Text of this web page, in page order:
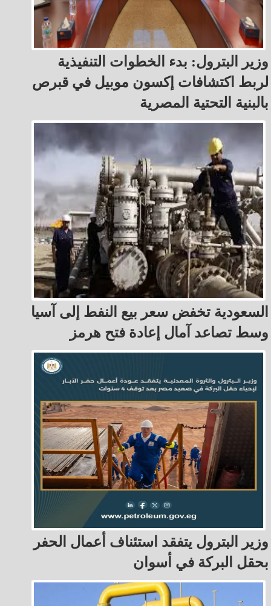
وزير البترول: بدء الخطوات التنفيذية
لربط اكتشافات إكسون موبيل في قبرص
بالبنية التحتية المصرية
السعودية تخفض سعر بيع النفط إلى آسيا
وسط تصاعد آمال إعادة فتح هرمز
وزير البترول يتفقد استئناف أعمال الحفر
بحقل البركة في أسوان